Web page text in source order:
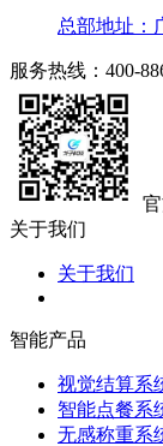
总部地址：
服务热线：400-
关于我们
关于我们
智能产品
视觉结算系
智能点餐系
无感称重系